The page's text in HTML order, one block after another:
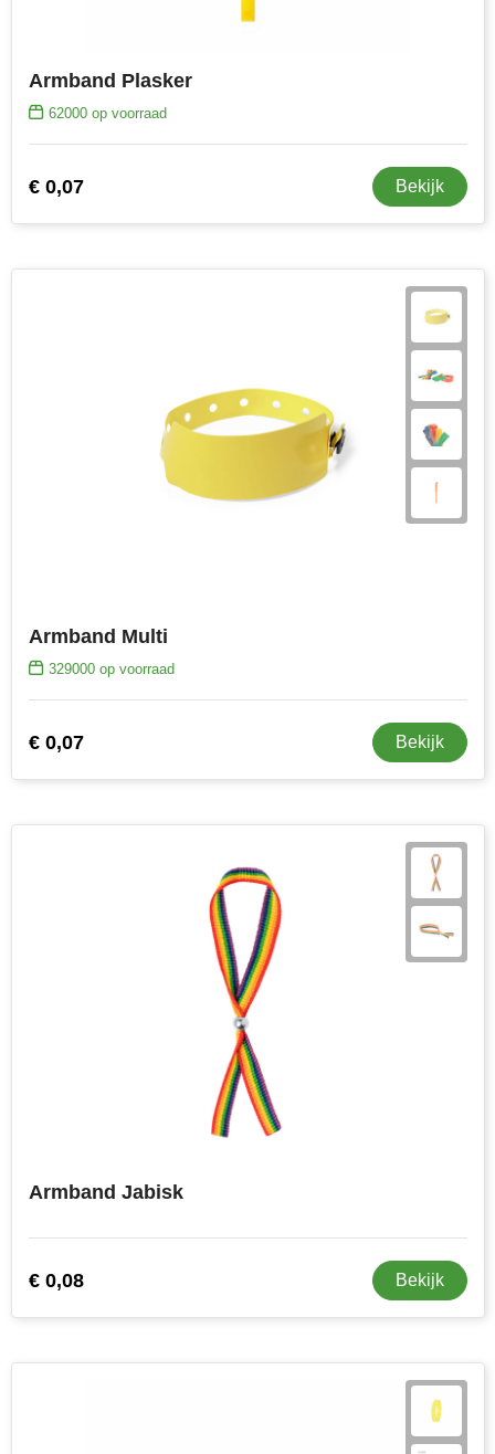
Armband Plasker
62000op voorraad
€ 0,07 Bekijk
Armband Multi
329000op voorraad
€ 0,07 Bekijk
Armband Jabisk
€ 0,08 Bekijk